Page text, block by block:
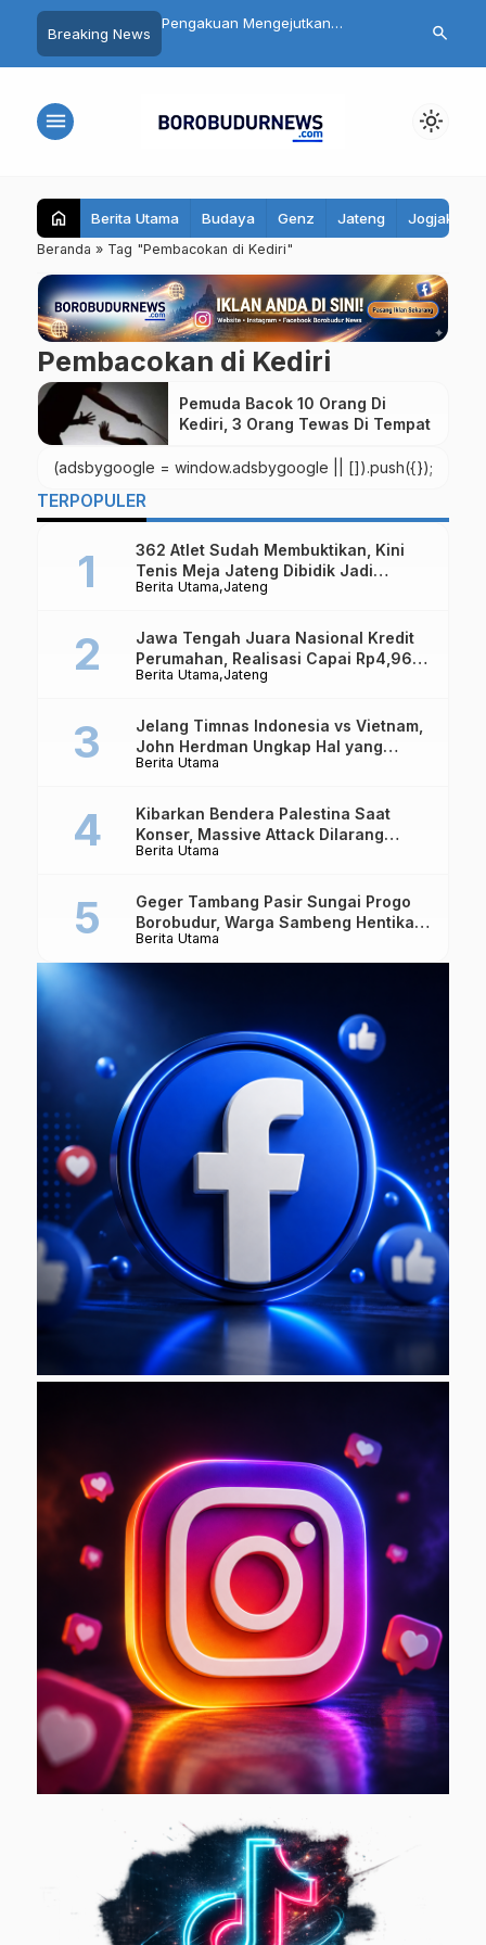
Breaking News
Magelang Masuk
Usai Santap MBG,
Pengakuan Mengejutkan
Mengaku Murka Usai Digerayangi
Daftar 8
Yurizal,
search
menu light_mode
home Berita Utama Budaya Genz Jateng Jogjakarta
Beranda » Tag "Pembacokan di Kediri"
Pembacokan di Kediri
Pemuda Bacok 10 Orang Di
Kediri, 3 Orang Tewas Di Tempat
(adsbygoogle = window.adsbygoogle || []).push({});
TERPOPULER
Berita Utama Jateng
362 Atlet Sudah Membuktikan, Kini
Tenis Meja Jateng Dibidik Jadi
Kekuatan Nasional
Berita Utama Jateng
Jawa Tengah Juara Nasional Kredit
Perumahan, Realisasi Capai Rp4,96
Triliun
Berita Utama
Jelang Timnas Indonesia vs Vietnam,
John Herdman Ungkap Hal yang
Dipertaruhkan
Berita Utama
Kibarkan Bendera Palestina Saat
Konser, Massive Attack Dilarang
Masuk Singapura Lagi
Berita Utama
Geger Tambang Pasir Sungai Progo
Borobudur, Warga Sambeng Hentikan
Alat Berat dan Usir Truk